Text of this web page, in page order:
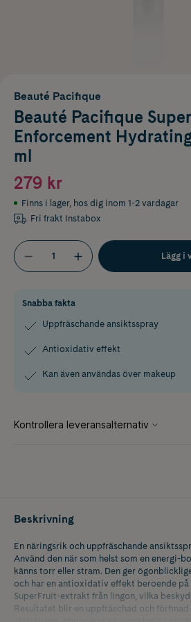
Beauté Pacifique
Beauté Pacifique
Enforcement
ml
279 kr
Finns i lager, hos dig inom 1-2 vardagar
Fri frakt Instabox
Lägg i
Snabba fakta
Uppfräschande ansiktsspray
Antioxidativ effekt
Kan även användas över makeup
Beskrivning
En näringsrik och uppfräschande
Använd den när som helst som en energi-
känns torr eller stram. Den ger
och har en antioxidativ effekt beroende på
SuperFruit-extrakt från lingon, vilka
Resultatet blir en uppfräschad och